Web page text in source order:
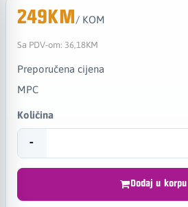
249KM/ KOM
Sa PDV-om: 36,18KM
Preporučena cijena
MPC
Količina
-
Dodaj u korpu